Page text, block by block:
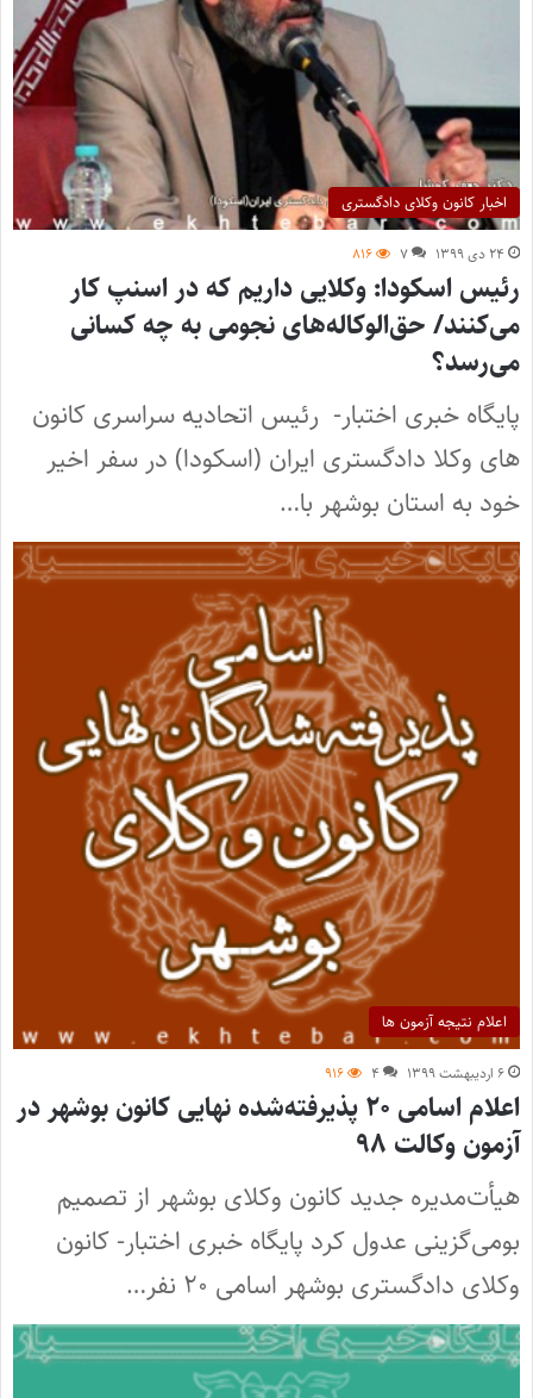
اخبار کانون وکلای دادگستری
۲۴ دی ۱۳۹۹ ۷ ۸۱۶
رئیس اسکودا: وکلایی داریم که در اسنپ کار
می‌کنند/ حق‌الوکاله‌های نجومی به چه کسانی
می‌رسد؟
پایگاه خبری اختبار- رئیس اتحادیه سراسری کانون
های وکلا دادگستری ایران (اسکودا) در سفر اخیر
خود به استان بوشهر با…
اعلام نتیجه آزمون ها
۶ اردیبهشت ۱۳۹۹ ۴ ۹۱۶
اعلام اسامی ۲۰ پذیرفته‌شده نهایی کانون بوشهر در
آزمون وکالت ۹۸
هیأت‌مدیره جدید کانون وکلای بوشهر از تصمیم
بومی‌گزینی عدول کرد پایگاه خبری اختبار- کانون
وکلای دادگستری بوشهر اسامی ۲۰ نفر…